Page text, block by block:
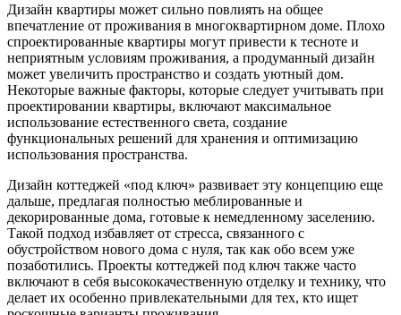
Дизайн квартиры может сильно повлиять на общее
впечатление от проживания в многоквартирном доме. Плохо
спроектированные квартиры могут привести к тесноте и
неприятным условиям проживания, а продуманный дизайн
может увеличить пространство и создать уютный дом.
Некоторые важные факторы, которые следует учитывать при
проектировании квартиры, включают максимальное
использование естественного света, создание
функциональных решений для хранения и оптимизацию
использования пространства.
Дизайн коттеджей «под ключ» развивает эту концепцию еще
дальше, предлагая полностью меблированные и
декорированные дома, готовые к немедленному заселению.
Такой подход избавляет от стресса, связанного с
обустройством нового дома с нуля, так как обо всем уже
позаботились. Проекты коттеджей под ключ также часто
включают в себя высококачественную отделку и технику, что
делает их особенно привлекательными для тех, кто ищет